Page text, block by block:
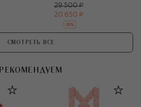
29 500 ₽
20 650 ₽
-30%
СМОТРЕТЬ ВСЕ
РЕКОМЕНДУЕМ